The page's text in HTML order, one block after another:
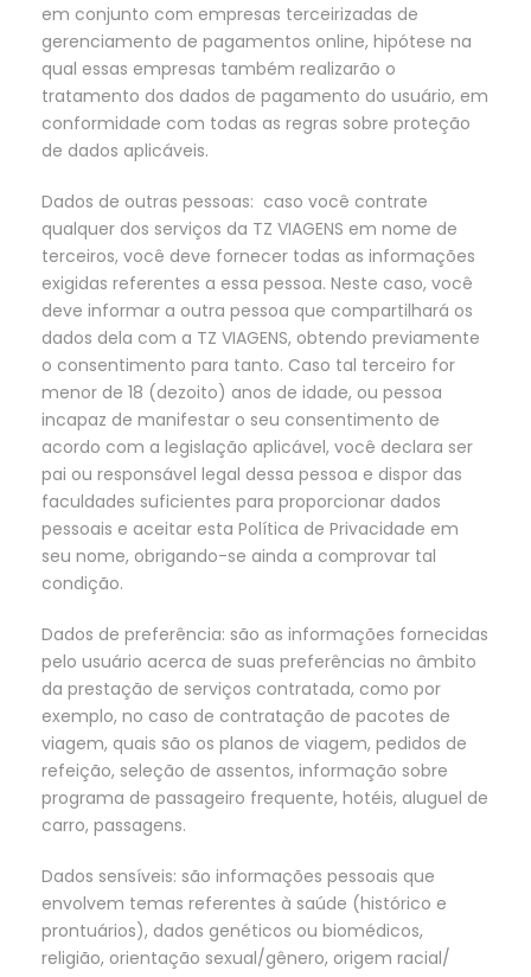
em conjunto com empresas terceirizadas de
gerenciamento de pagamentos online, hipótese na
qual essas empresas também realizarão o
tratamento dos dados de pagamento do usuário, em
conformidade com todas as regras sobre proteção
de dados aplicáveis.
Dados de outras pessoas: caso você contrate
qualquer dos serviços da TZ VIAGENS em nome de
terceiros, você deve fornecer todas as informações
exigidas referentes a essa pessoa. Neste caso, você
deve informar a outra pessoa que compartilhará os
dados dela com a TZ VIAGENS, obtendo previamente
o consentimento para tanto. Caso tal terceiro for
menor de 18 (dezoito) anos de idade, ou pessoa
incapaz de manifestar o seu consentimento de
acordo com a legislação aplicável, você declara ser
pai ou responsável legal dessa pessoa e dispor das
faculdades suficientes para proporcionar dados
pessoais e aceitar esta Política de Privacidade em
seu nome, obrigando-se ainda a comprovar tal
condição.
Dados de preferência: são as informações fornecidas
pelo usuário acerca de suas preferências no âmbito
da prestação de serviços contratada, como por
exemplo, no caso de contratação de pacotes de
viagem, quais são os planos de viagem, pedidos de
refeição, seleção de assentos, informação sobre
programa de passageiro frequente, hotéis, aluguel de
carro, passagens.
Dados sensíveis: são informações pessoais que
envolvem temas referentes à saúde (histórico e
prontuários), dados genéticos ou biomédicos,
religião, orientação sexual/gênero, origem racial/